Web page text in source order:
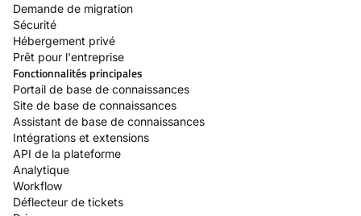
Demande de migration
Sécurité
Hébergement privé
Prêt pour l'entreprise
Fonctionnalités principales
Portail de base de connaissances
Site de base de connaissances
Assistant de base de connaissances
Intégrations et extensions
API de la plateforme
Analytique
Workflow
Déflecteur de tickets